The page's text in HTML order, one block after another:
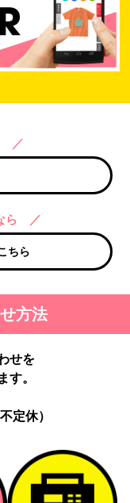
／
ら ／
ちら
方法
せを
す。
定休）